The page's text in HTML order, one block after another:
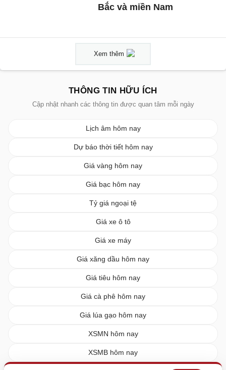
Bắc và miền Nam
Xem thêm
THÔNG TIN HỮU ÍCH
Cập nhật nhanh các thông tin được quan tâm mỗi ngày
Lịch âm hôm nay
Dự báo thời tiết hôm nay
Giá vàng hôm nay
Giá bạc hôm nay
Tỷ giá ngoại tệ
Giá xe ô tô
Giá xe máy
Giá xăng dầu hôm nay
Giá tiêu hôm nay
Giá cà phê hôm nay
Giá lúa gạo hôm nay
XSMN hôm nay
XSMB hôm nay